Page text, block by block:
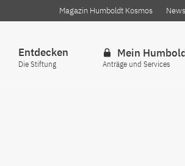
Magazin Humboldt Kosmos
Entdecken
Die Stiftung
Mein
Anträge und Services